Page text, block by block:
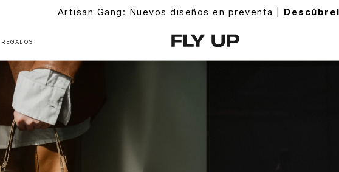
Artisan Gang: Nuevos diseños en preventa |Descúbrelos
REGALOS